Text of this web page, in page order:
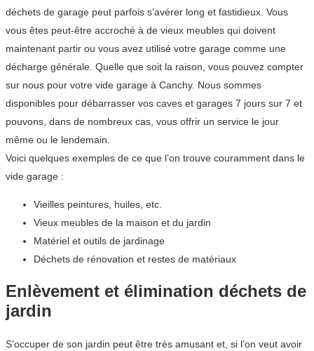
déchets de garage peut parfois s’avérer long et fastidieux. Vous
vous êtes peut-être accroché à de vieux meubles qui doivent
maintenant partir ou vous avez utilisé votre garage comme une
décharge générale. Quelle que soit la raison, vous pouvez compter
sur nous pour votre vide garage à Canchy. Nous sommes
disponibles pour débarrasser vos caves et garages 7 jours sur 7 et
pouvons, dans de nombreux cas, vous offrir un service le jour
même ou le lendemain.
Voici quelques exemples de ce que l’on trouve couramment dans le
vide garage :
Vieilles peintures, huiles, etc.
Vieux meubles de la maison et du jardin
Matériel et outils de jardinage
Déchets de rénovation et restes de matériaux
Enlèvement et élimination déchets de
jardin
S’occuper de son jardin peut être très amusant et, si l’on veut avoir